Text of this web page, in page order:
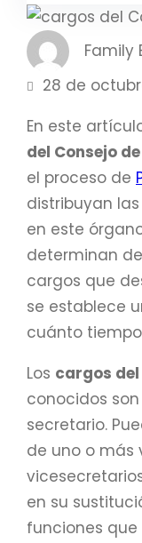
Family
28 de
En este
del Consejo
el proceso de
distribuyan
en este
determinan
cargos que
se establece
cuánto
Los cargos del
conocidos
secretario.
de uno o más
en su
funciones que